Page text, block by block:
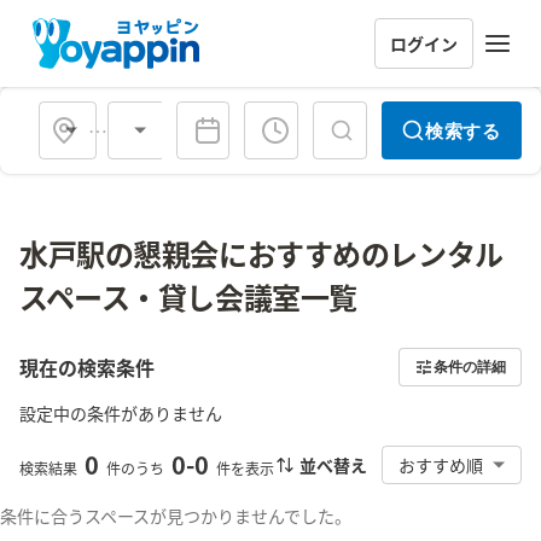
ログイン
会場タイプ 検索する
水戸駅の懇親会におすすめのレンタル
スペース・貸し会議室一覧
現在の検索条件 条件の詳細
設定中の条件がありません
検索結果 0 件のうち 0-0 件を表示 並べ替え おすすめ順
条件に合うスペースが見つかりませんでした。